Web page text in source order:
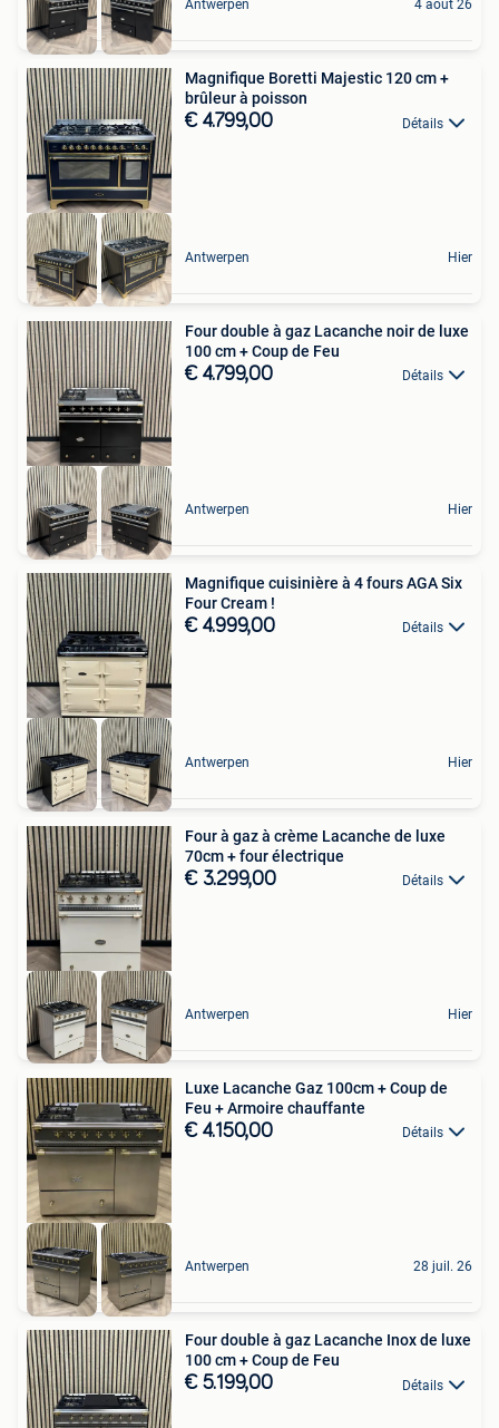
Antwerpen 4 août 26
Magnifique Boretti Majestic 120 cm +
brûleur à poisson
€ 4.799,00 Détails
Antwerpen Hier
Four double à gaz Lacanche noir de luxe
100 cm + Coup de Feu
€ 4.799,00 Détails
Antwerpen Hier
Magnifique cuisinière à 4 fours AGA Six
Four Cream !
€ 4.999,00 Détails
Antwerpen Hier
Four à gaz à crème Lacanche de luxe
70cm + four électrique
€ 3.299,00 Détails
Antwerpen Hier
Luxe Lacanche Gaz 100cm + Coup de
Feu + Armoire chauffante
€ 4.150,00 Détails
Antwerpen 28 juil. 26
Four double à gaz Lacanche Inox de luxe
100 cm + Coup de Feu
€ 5.199,00 Détails